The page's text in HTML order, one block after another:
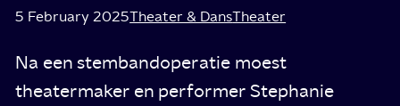
5 February 2025Theater & DansTheater
Na een stembandoperatie moest
theatermaker en performer Stephanie